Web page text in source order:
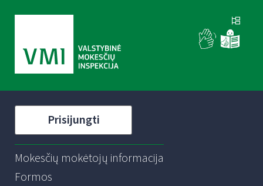
Prisijungti
Mokesčių mokėtojų informacija
Formos